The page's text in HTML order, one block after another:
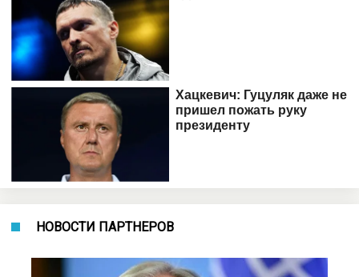
НОВОСТИ ПАРТНЕРОВ